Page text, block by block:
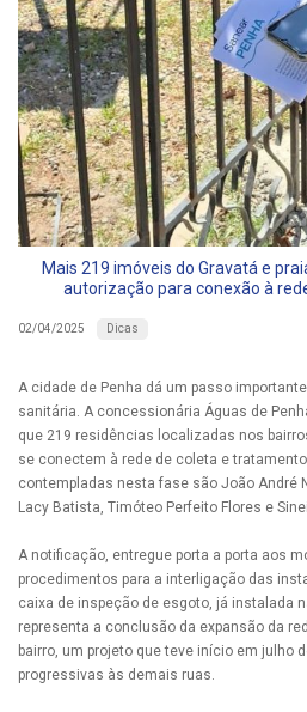
Mais 219 imóveis do Gravatá e
autorização para conexão à
02/04/2025 Dicas
A cidade de Penha dá um passo
sanitária. A concessionária Águas de
que 219 residências localizadas nos
se conectem à rede de coleta e
contempladas nesta fase são João André
Lacy Batista, Timóteo Perfeito Flores e
A notificação, entregue porta a porta aos
procedimentos para a interligação das
caixa de inspeção de esgoto, já instalada
representa a conclusão da expansão da
bairro, um projeto que teve início em julho
progressivas às demais ruas.